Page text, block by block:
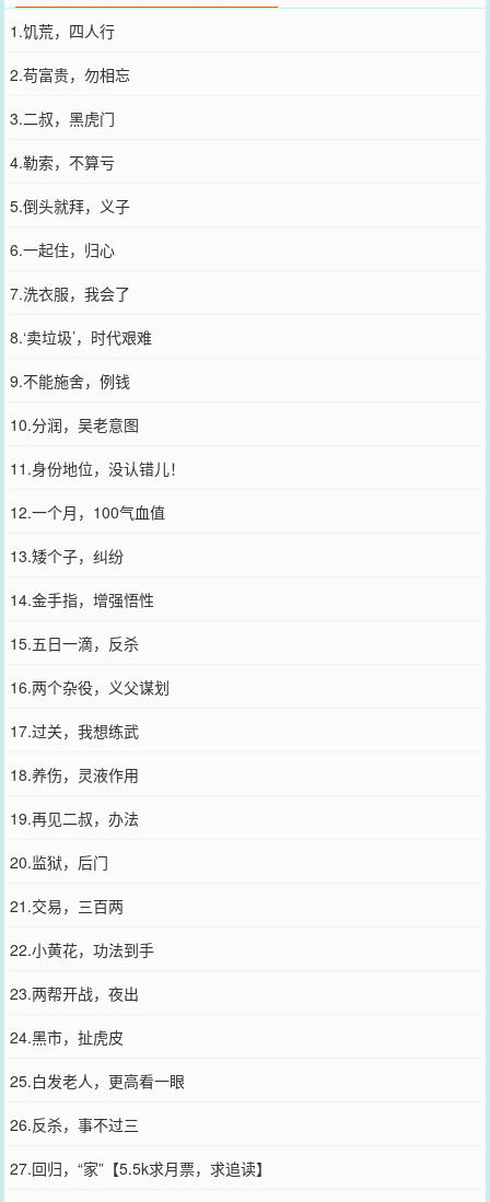
1.饥荒，四人行
2.苟富贵，勿相忘
3.二叔，黑虎门
4.勒索，不算亏
5.倒头就拜，义子
6.一起住，归心
7.洗衣服，我会了
8.‘卖垃圾’，时代艰难
9.不能施舍，例钱
10.分润，吴老意图
11.身份地位，没认错儿！
12.一个月，100气血值
13.矮个子，纠纷
14.金手指，增强悟性
15.五日一滴，反杀
16.两个杂役，义父谋划
17.过关，我想练武
18.养伤，灵液作用
19.再见二叔，办法
20.监狱，后门
21.交易，三百两
22.小黄花，功法到手
23.两帮开战，夜出
24.黑市，扯虎皮
25.白发老人，更高看一眼
26.反杀，事不过三
27.回归，“家”【5.5k求月票，求追读】